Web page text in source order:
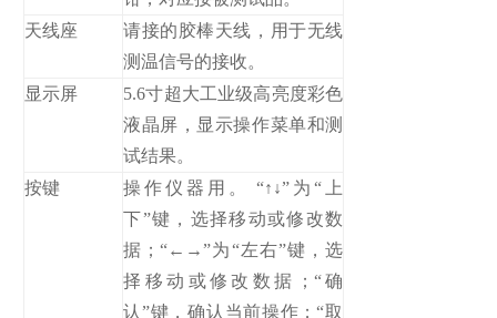
天线座
请接的胶棒天线，用于无线
测温信号的接收。
显示屏
5.6寸超大工业级高亮度彩色
液晶屏，显示操作菜单和测
试结果。
按键
操作仪器用。 “↑↓”为“上
下”键，选择移动或修改数
据；“←→”为“左右”键，选
择移动或修改数据；“确
认”键，确认当前操作；“取